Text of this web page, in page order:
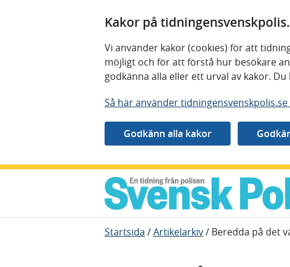
Kakor på
Vi använder kakor (cookies) för att
möjligt och för att förstå hur besökare
godkänna alla eller ett urval av kakor.
Så här använder
Startsida /Artikelarkiv/ Beredda på det